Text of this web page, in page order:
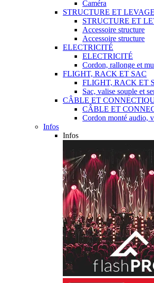
Caméra
STRUCTURE ET LEVAGE
STRUCTURE ET
Accessoire structure
Accessoire structure
ELECTRICITÉ
ELECTRICITÉ
Cordon, rallonge et
FLIGHT, RACK ET SAC
FLIGHT, RACK ET
Sac, valise souple et
CÂBLE ET
CÂBLE ET
Cordon monté audio,
Infos
Infos